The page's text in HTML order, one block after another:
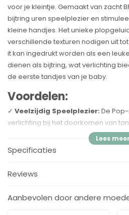
voor je kleintje. Gemaakt van zacht
bijtring uren speelplezier en
kleine handjes. Het unieke
verschillende texturen nodigen uit
it kan ingedrukt worden als een
dienen als bijtring, wat verlichting
de eerste tandjes van je baby.
Voordelen:
✓ Veelzijdig Speelplezier: De
verlichting bij het doorkomen van
educatief speeltje dat de fijne
✓Uniek Plopgeluidje:
texturen nodigt uit tot voelen en
Specificaties
Reviews
Aanbevolen door andere